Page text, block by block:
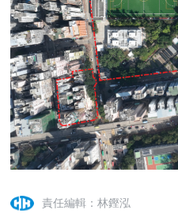
責任編輯：林鏗泓